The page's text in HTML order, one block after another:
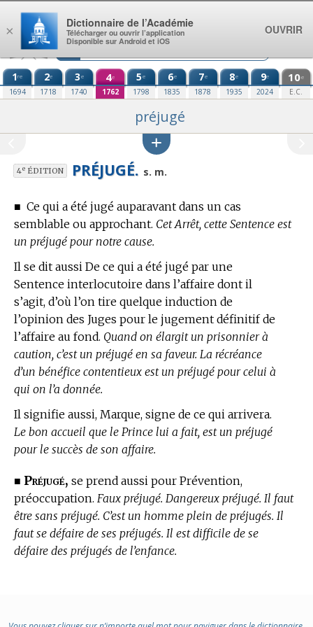
Aller au contenu
1re
1694
2e
1718
3e
1740
4e
1762
5e
1798
6e
1835
7e
1878
8e
1935
9e
2024
10e
E.C.
préjugé
4eÉDITION PRÉJUGÉ. s. m.
■ Ce qui a été jugé auparavant dans un cas
semblable ou approchant. Cet Arrêt, cette Sentence est
un préjugé pour notre cause.
Il se dit aussi De ce qui a été jugé par une
Sentence interlocutoire dans l’affaire dont il
s’agit, d’où l’on tire quelque induction de
l’opinion des Juges pour le jugement définitif de
l’affaire au fond. Quand on élargit un prisonnier à
caution, c’est un préjugé en sa faveur. La récréance
d’un bénéfice contentieux est un préjugé pour celui à
qui on l’a donnée.
Il signifie aussi, Marque, signe de ce qui arrivera.
Le bon accueil que le Prince lui a fait, est un préjugé
pour le succès de son affaire.
■ Préjugé, se prend aussi pour Prévention,
préoccupation. Faux préjugé. Dangereux préjugé. Il faut
être sans préjugé. C’est un homme plein de préjugés. Il
faut se défaire de ses préjugés. Il est difficile de se
défaire des préjugés de l’enfance.
×
Dictionnaire de l’Académie
Télécharger ou ouvrir l’application
Disponible sur Android et iOS
OUVRIR